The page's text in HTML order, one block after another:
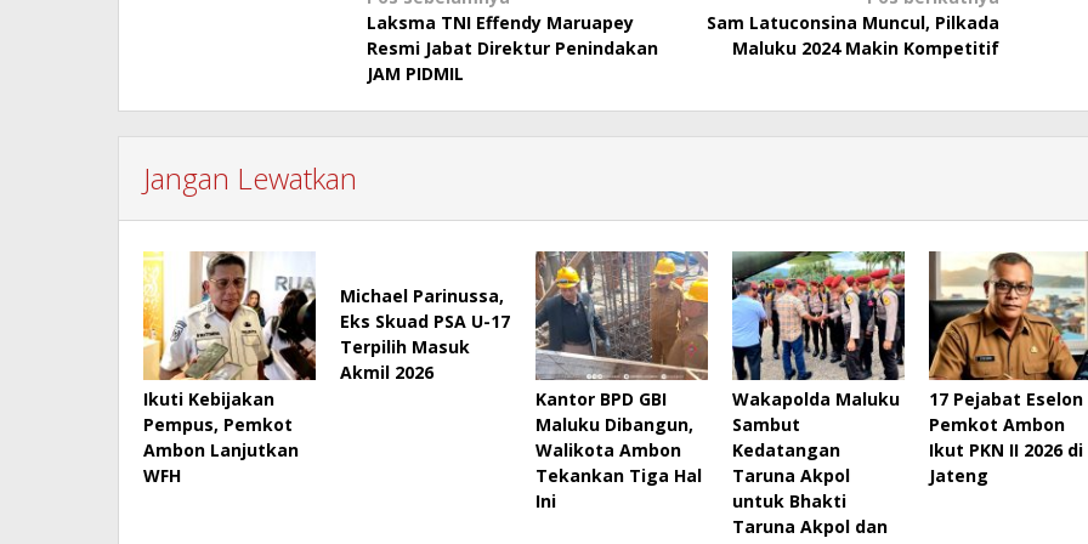
pos
Laksma TNI Effendy Maruapey
Resmi Jabat Direktur Penindakan
JAM PIDMIL
Sam Latuconsina Muncul, Pilkada
Maluku 2024 Makin Kompetitif
Jangan Lewatkan
Ikuti Kebijakan
Pempus, Pemkot
Ambon Lanjutkan
WFH
Michael Parinussa,
Eks Skuad PSA U-17
Terpilih Masuk
Akmil 2026
Kantor BPD GBI
Maluku Dibangun,
Walikota Ambon
Tekankan Tiga Hal
Ini
Wakapolda Maluku
Sambut
Kedatangan
Taruna Akpol
untuk Bhakti
Taruna Akpol dan
17 Pejabat Eselon
Pemkot Ambon
Ikut PKN II 2026 di
Jateng